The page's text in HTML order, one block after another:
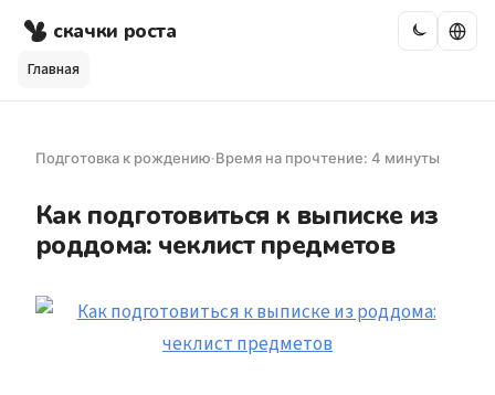
скачки роста
Главная
Подготовка к рождению·Время на прочтение: 4 минуты
Как подготовиться к выписке из
роддома: чеклист предметов